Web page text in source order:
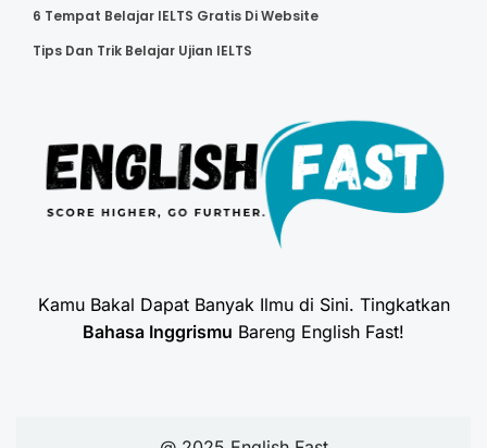
6 Tempat Belajar IELTS Gratis Di Website
Tips Dan Trik Belajar Ujian IELTS
Kamu Bakal Dapat Banyak Ilmu di Sini. Tingkatkan
Bahasa Inggrismu Bareng English Fast!